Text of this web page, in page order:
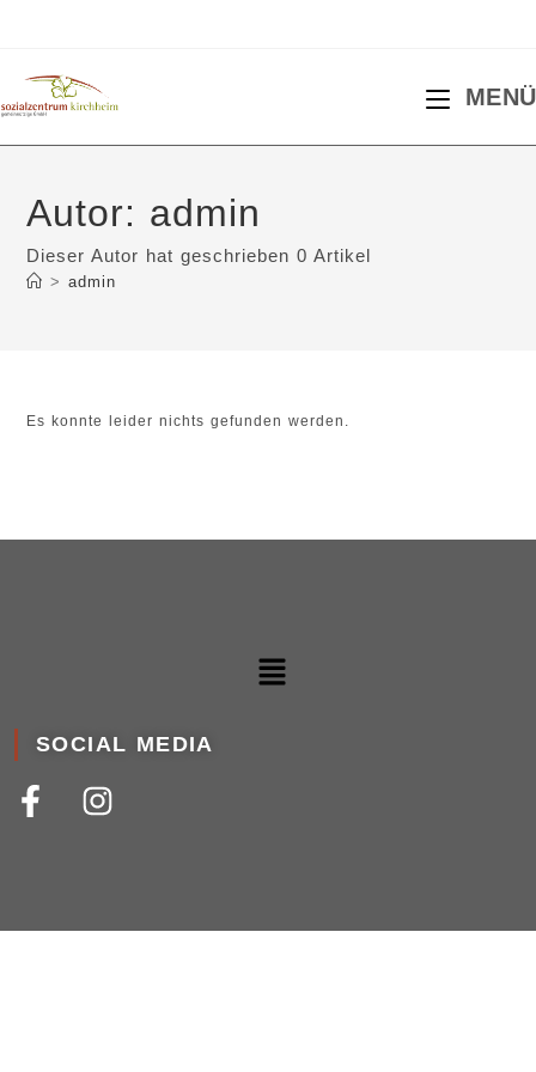
MENÜ
Autor: admin
Dieser Autor hat geschrieben 0 Artikel
> admin
Es konnte leider nichts gefunden werden.
SOCIAL MEDIA